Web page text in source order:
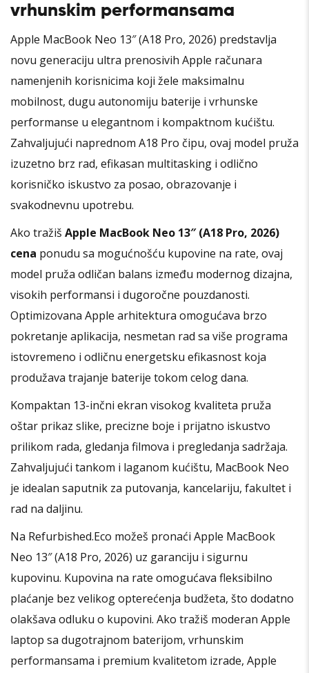
vrhunskim performansama
Apple MacBook Neo 13″ (A18 Pro, 2026) predstavlja
novu generaciju ultra prenosivih Apple računara
namenjenih korisnicima koji žele maksimalnu
mobilnost, dugu autonomiju baterije i vrhunske
performanse u elegantnom i kompaktnom kućištu.
Zahvaljujući naprednom A18 Pro čipu, ovaj model pruža
izuzetno brz rad, efikasan multitasking i odlično
korisničko iskustvo za posao, obrazovanje i
svakodnevnu upotrebu.
Ako tražiš Apple MacBook Neo 13″ (A18 Pro, 2026)
cena ponudu sa mogućnošću kupovine na rate, ovaj
model pruža odličan balans između modernog dizajna,
visokih performansi i dugoročne pouzdanosti.
Optimizovana Apple arhitektura omogućava brzo
pokretanje aplikacija, nesmetan rad sa više programa
istovremeno i odličnu energetsku efikasnost koja
produžava trajanje baterije tokom celog dana.
Kompaktan 13-inčni ekran visokog kvaliteta pruža
oštar prikaz slike, precizne boje i prijatno iskustvo
prilikom rada, gledanja filmova i pregledanja sadržaja.
Zahvaljujući tankom i laganom kućištu, MacBook Neo
je idealan saputnik za putovanja, kancelariju, fakultet i
rad na daljinu.
Na Refurbished.Eco možeš pronaći Apple MacBook
Neo 13″ (A18 Pro, 2026) uz garanciju i sigurnu
kupovinu. Kupovina na rate omogućava fleksibilno
plaćanje bez velikog opterećenja budžeta, što dodatno
olakšava odluku o kupovini. Ako tražiš moderan Apple
laptop sa dugotrajnom baterijom, vrhunskim
performansama i premium kvalitetom izrade, Apple